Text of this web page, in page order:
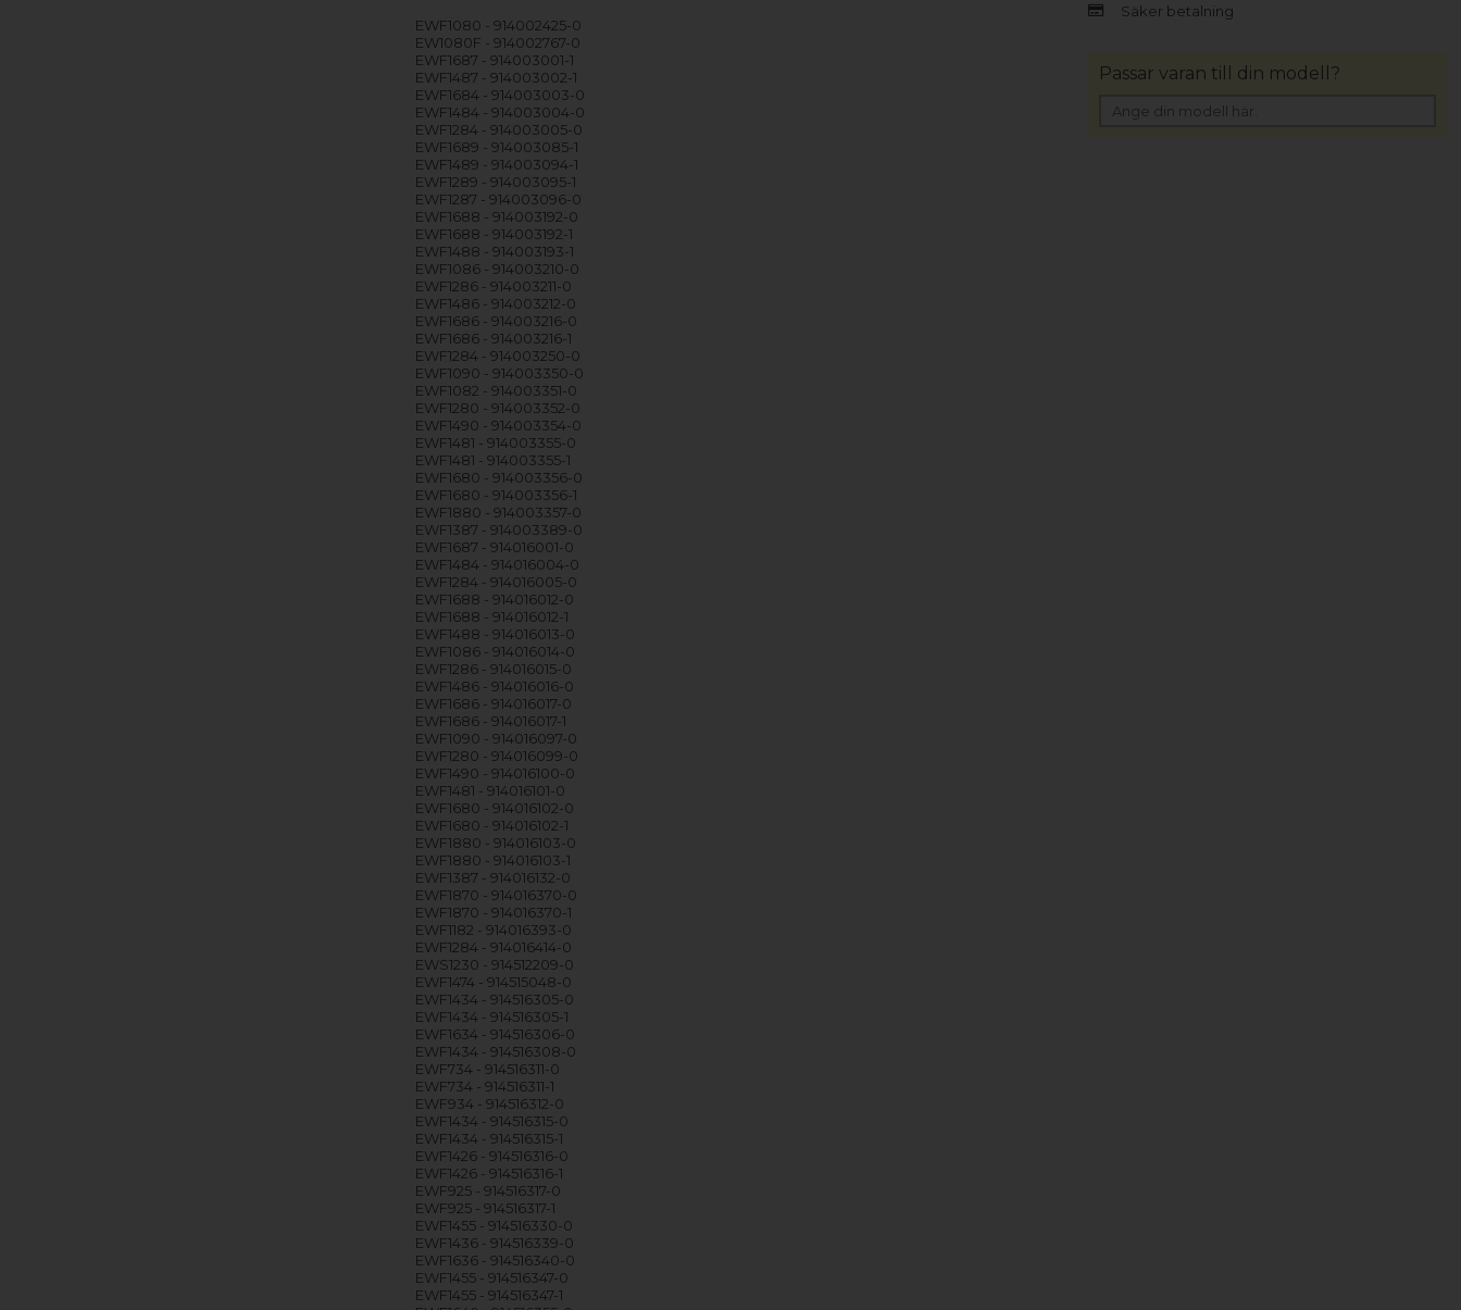
EWF1080 - 914002425-0
EW1080F - 914002767-0
EWF1687 - 914003001-1
EWF1487 - 914003002-1
EWF1684 - 914003003-0
EWF1484 - 914003004-0
EWF1284 - 914003005-0
EWF1689 - 914003085-1
EWF1489 - 914003094-1
EWF1289 - 914003095-1
EWF1287 - 914003096-0
EWF1688 - 914003192-0
EWF1688 - 914003192-1
EWF1488 - 914003193-1
EWF1086 - 914003210-0
EWF1286 - 914003211-0
EWF1486 - 914003212-0
EWF1686 - 914003216-0
EWF1686 - 914003216-1
EWF1284 - 914003250-0
EWF1090 - 914003350-0
EWF1082 - 914003351-0
EWF1280 - 914003352-0
EWF1490 - 914003354-0
EWF1481 - 914003355-0
EWF1481 - 914003355-1
EWF1680 - 914003356-0
EWF1680 - 914003356-1
EWF1880 - 914003357-0
EWF1387 - 914003389-0
EWF1687 - 914016001-0
EWF1484 - 914016004-0
EWF1284 - 914016005-0
EWF1688 - 914016012-0
EWF1688 - 914016012-1
EWF1488 - 914016013-0
EWF1086 - 914016014-0
EWF1286 - 914016015-0
EWF1486 - 914016016-0
EWF1686 - 914016017-0
EWF1686 - 914016017-1
EWF1090 - 914016097-0
EWF1280 - 914016099-0
EWF1490 - 914016100-0
EWF1481 - 914016101-0
EWF1680 - 914016102-0
EWF1680 - 914016102-1
EWF1880 - 914016103-0
EWF1880 - 914016103-1
EWF1387 - 914016132-0
EWF1870 - 914016370-0
EWF1870 - 914016370-1
EWF1182 - 914016393-0
EWF1284 - 914016414-0
EWS1230 - 914512209-0
EWF1474 - 914515048-0
EWF1434 - 914516305-0
EWF1434 - 914516305-1
EWF1634 - 914516306-0
EWF1434 - 914516308-0
EWF734 - 914516311-0
EWF734 - 914516311-1
EWF934 - 914516312-0
EWF1434 - 914516315-0
EWF1434 - 914516315-1
EWF1426 - 914516316-0
EWF1426 - 914516316-1
EWF925 - 914516317-0
EWF925 - 914516317-1
EWF1455 - 914516330-0
EWF1436 - 914516339-0
EWF1636 - 914516340-0
EWF1455 - 914516347-0
EWF1455 - 914516347-1
Säker betalning
Passar varan till din modell?